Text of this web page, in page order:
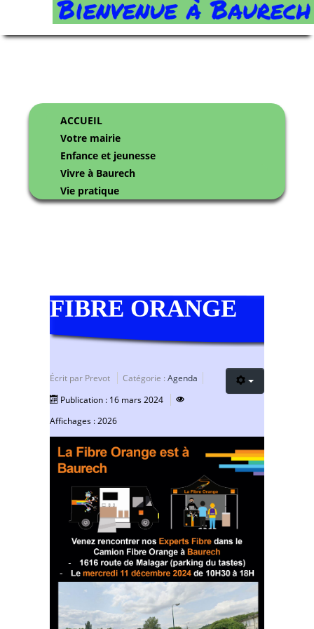
ACCUEIL
Votre mairie
Enfance et jeunesse
Vivre à Baurech
Vie pratique
FIBRE ORANGE
Écrit par Prevot Catégorie :Agenda
Publication : 16 mars 2024
Affichages : 2026